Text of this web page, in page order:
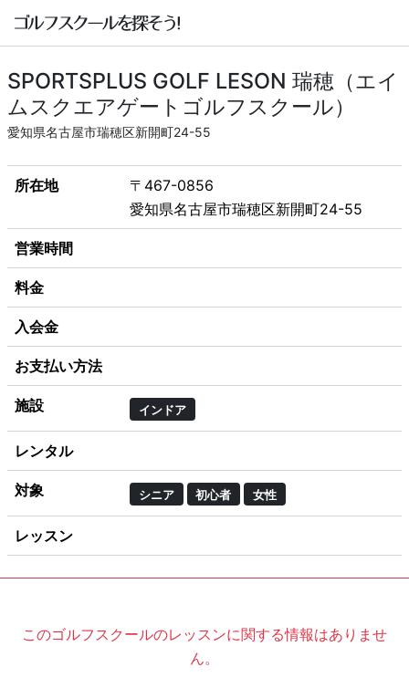
SPORTSPLUS GOLF LESON 瑞穂（エイ
ムスクエアゲートゴルフスクール）
愛知県名古屋市瑞穂区新開町24-55
所在地
〒467-0856
愛知県名古屋市瑞穂区新開町24-55
営業時間
料金
入会金
お支払い方法
施設 インドア
レンタル
対象 シニア 初心者 女性
レッスン
このゴルフスクールのレッスンに関する情報はありませ
ん。